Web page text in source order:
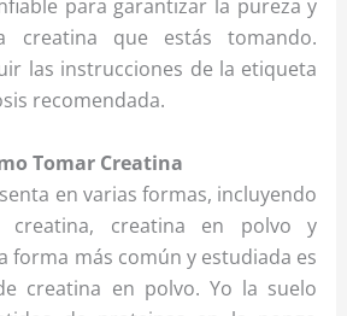
para garantizar la pureza y
creatina que estás tomando.
las instrucciones de la etiqueta
recomendada.
Tomar Creatina
en varias formas, incluyendo
creatina, creatina en polvo y
forma más común y estudiada es
creatina en polvo. Yo la suelo